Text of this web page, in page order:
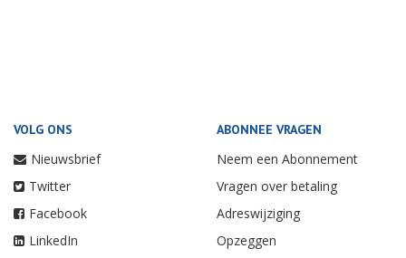
VOLG ONS
Nieuwsbrief
Twitter
Facebook
LinkedIn
ABONNEE VRAGEN
Neem een Abonnement
Vragen over betaling
Adreswijziging
Opzeggen